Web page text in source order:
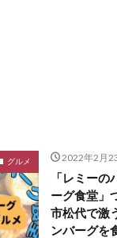
グルメ 2022年2月
「レミーの
ーグ食堂」
市松代で激
ンバーグを